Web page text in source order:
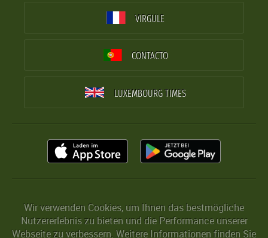
VIRGULE
CONTACTO
LUXEMBOURG TIMES
Wir verwenden Cookies, um Ihnen das bestmögliche
Nutzererlebnis zu bieten und die Performance unserer
Webseite zu verbessern. Weitere Informationen finden Sie